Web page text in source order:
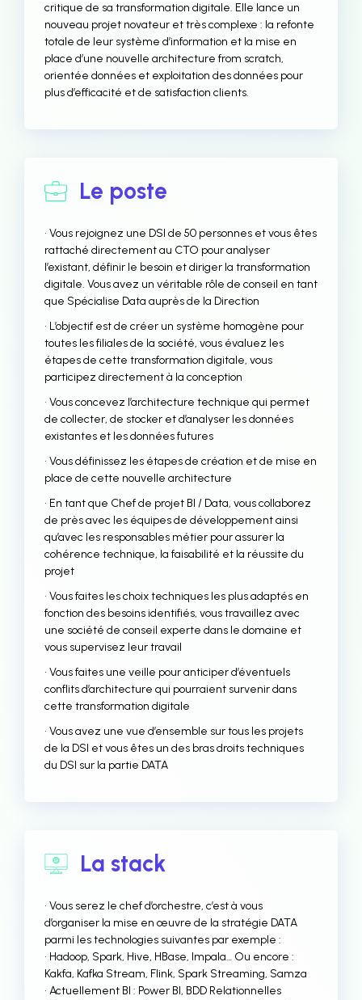
critique de sa transformation digitale. Elle lance un
nouveau projet novateur et très complexe : la refonte
totale de leur système d’information et la mise en
place d’une nouvelle architecture from scratch,
orientée données et exploitation des données pour
plus d’efficacité et de satisfaction clients.
Le poste
• Vous rejoignez une DSI de 50 personnes et vous êtes
rattaché directement au CTO pour analyser
l’existant, définir le besoin et diriger la transformation
digitale. Vous avez un véritable rôle de conseil en tant
que Spécialise Data auprès de la Direction
• L’objectif est de créer un système homogène pour
toutes les filiales de la société, vous évaluez les
étapes de cette transformation digitale, vous
participez directement à la conception
• Vous concevez l’architecture technique qui permet
de collecter, de stocker et d’analyser les données
existantes et les données futures
• Vous définissez les étapes de création et de mise en
place de cette nouvelle architecture
• En tant que Chef de projet BI / Data, vous collaborez
de près avec les équipes de développement ainsi
qu’avec les responsables métier pour assurer la
cohérence technique, la faisabilité et la réussite du
projet
• Vous faites les choix techniques les plus adaptés en
fonction des besoins identifiés, vous travaillez avec
une société de conseil experte dans le domaine et
vous supervisez leur travail
• Vous faites une veille pour anticiper d’éventuels
conflits d’architecture qui pourraient survenir dans
cette transformation digitale
• Vous avez une vue d’ensemble sur tous les projets
de la DSI et vous êtes un des bras droits techniques
du DSI sur la partie DATA
La stack
• Vous serez le chef d’orchestre, c’est à vous
d’organiser la mise en œuvre de la stratégie DATA
parmi les technologies suivantes par exemple :
• Hadoop, Spark, Hive, HBase, Impala… Ou encore :
Kakfa, Kafka Stream, Flink, Spark Streaming, Samza
• Actuellement BI : Power BI, BDD Relationnelles